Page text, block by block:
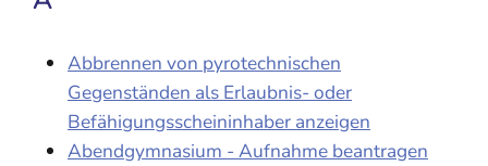
Abbrennen von pyrotechnischen
Gegenständen als Erlaubnis- oder
Befähigungsscheininhaber anzeigen
Abendgymnasium - Aufnahme beantragen